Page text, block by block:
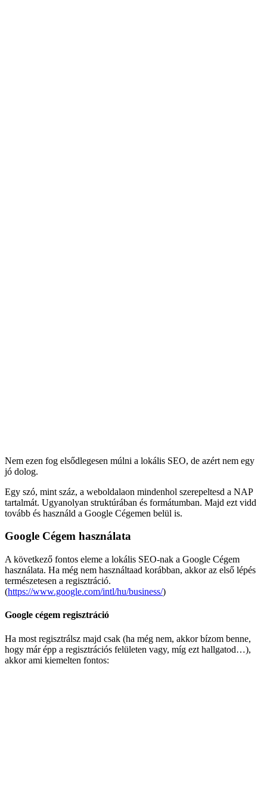
Nem ezen fog elsődlegesen múlni a lokális SEO, de azért nem egy
jó dolog.
Egy szó, mint száz, a weboldalaon mindenhol szerepeltesd a NAP
tartalmát. Ugyanolyan struktúrában és formátumban. Majd ezt vidd
tovább és használd a Google Cégemen belül is.
Google Cégem használata
A következő fontos eleme a lokális SEO-nak a Google Cégem
használata. Ha még nem használtaad korábban, akkor az első lépés
természetesen a regisztráció.
(https://www.google.com/intl/hu/business/)
Google cégem regisztráció
Ha most regisztrálsz majd csak (ha még nem, akkor bízom benne,
hogy már épp a regisztrációs felületen vagy, míg ezt hallgatod…),
akkor ami kiemelten fontos: